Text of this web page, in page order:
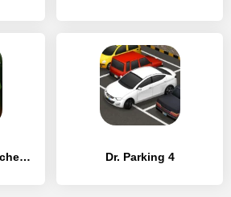
Doodle Tanks HD Alchemy Dr. Parking 4